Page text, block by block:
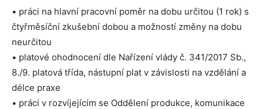
• práci na hlavní pracovní poměr na dobu určitou (1 rok) s
čtyřměsíční zkušební dobou a možností změny na dobu
neurčitou
• platové ohodnocení dle Nařízení vlády č. 341/2017 Sb.,
8./9. platová třída, nástupní plat v závislosti na vzdělání a
délce praxe
• práci v rozvíjejícím se Oddělení produkce, komunikace